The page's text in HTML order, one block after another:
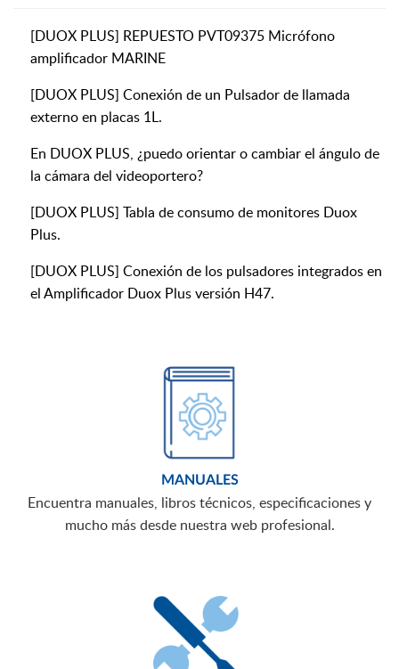
[DUOX PLUS] REPUESTO PVT09375 Micrófono
amplificador MARINE
[DUOX PLUS] Conexión de un Pulsador de llamada
externo en placas 1L.
En DUOX PLUS, ¿puedo orientar o cambiar el ángulo de
la cámara del videoportero?
[DUOX PLUS] Tabla de consumo de monitores Duox
Plus.
[DUOX PLUS] Conexión de los pulsadores integrados en
el Amplificador Duox Plus versión H47.
MANUALES
Encuentra manuales, libros técnicos, especificaciones y
mucho más desde nuestra web profesional.